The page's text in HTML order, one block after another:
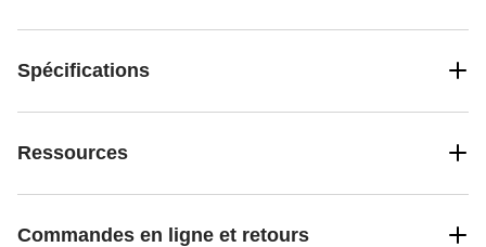
Spécifications
Ressources
Commandes en ligne et retours